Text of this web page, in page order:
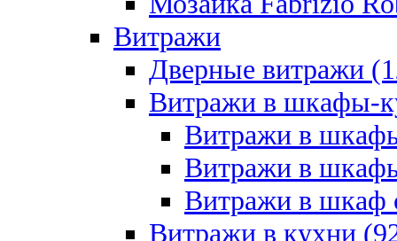
Витражи
Дверные витражи
Витражи в шкафы-
Витражи в
Витражи в
Витражи в шкаф
Витражи в кухни